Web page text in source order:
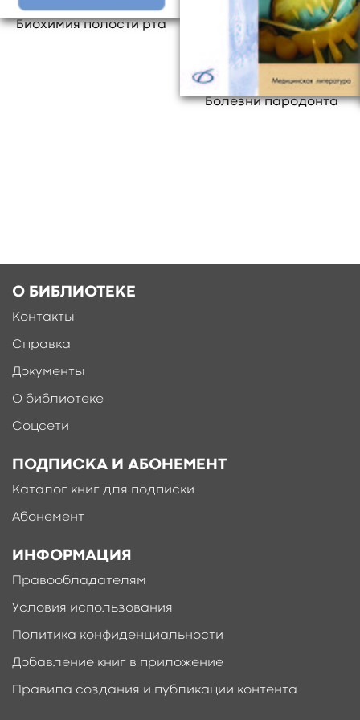
Биохимия полости рта
Болезни пародонта
О БИБЛИОТЕКЕ
Контакты
Справка
Документы
О библиотеке
Соцсети
ПОДПИСКА И АБОНЕМЕНТ
Каталог книг для подписки
Абонемент
ИНФОРМАЦИЯ
Правообладателям
Условия использования
Политика конфиденциальности
Добавление книг в приложение
Правила создания и публикации контента